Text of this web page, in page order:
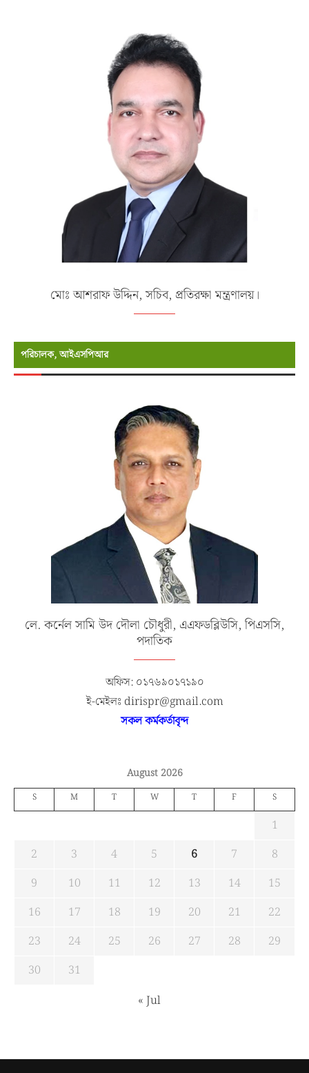
মোঃ আশরাফ উদ্দিন, সচিব, প্রতিরক্ষা মন্ত্রণালয়।
পরিচালক, আইএসপিআর
লে. কর্নেল সামি উদ দৌলা চৌধুরী, এএফডব্লিউসি, পিএসসি,
পদাতিক
অফিস: ০১৭৬৯০১৭১৯০
ই-মেইলঃ dirispr@gmail.com
সকল কর্মকর্তাবৃন্দ
August 2026
S M T W T F S
1
2
3 4 5 6 7
8
9
10 11 12 13 14
15
16
17 18 19 20 21
22
23
24 25 26 27 28
29
30
31
« Jul